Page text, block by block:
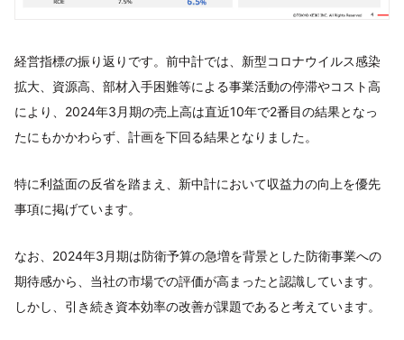
経営指標の振り返りです。前中計では、新型コロナウイルス感染
拡大、資源高、部材入手困難等による事業活動の停滞やコスト高
により、2024年3月期の売上高は直近10年で2番目の結果となっ
たにもかかわらず、計画を下回る結果となりました。
特に利益面の反省を踏まえ、新中計において収益力の向上を優先
事項に掲げています。
なお、2024年3月期は防衛予算の急増を背景とした防衛事業への
期待感から、当社の市場での評価が高まったと認識しています。
しかし、引き続き資本効率の改善が課題であると考えています。